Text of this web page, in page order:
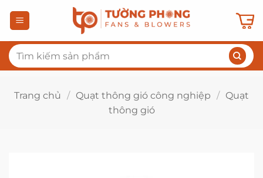
qua
dung
Tìm
kiếm:
Trang chủ / Quạt thông gió công nghiệp / Quạt
thông gió